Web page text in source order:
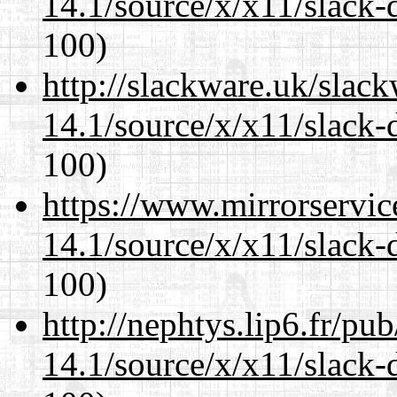
100)
http://slackware.uk/
14.1/source/x/x11/
100)
https://
14.1/source/x/x11/
100)
http://nephtys.lip6.fr/
14.1/source/x/x11/